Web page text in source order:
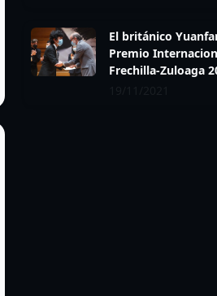
El británico
Premio
Frechilla-Zuloaga